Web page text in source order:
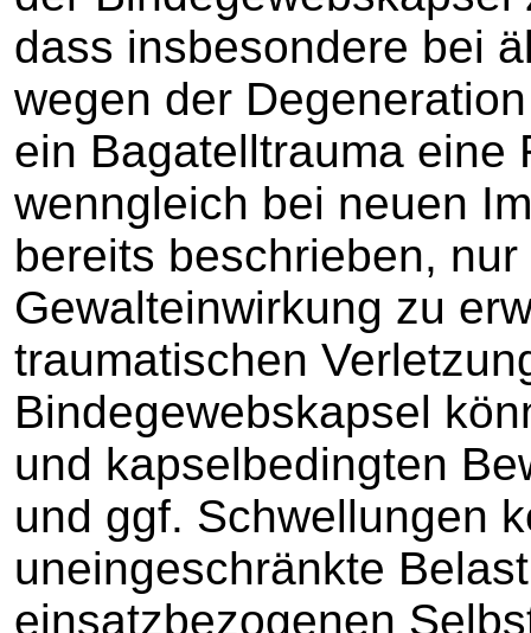
dass insbesondere bei
wegen der
ein Bagatelltrauma eine
wenngleich bei neuen
bereits beschrieben,
Gewalteinwirkung zu
traumatischen
Bindegewebskapsel
und kapselbedingten
und ggf. Schwellungen
uneingeschränkte
einsatzbezogenen